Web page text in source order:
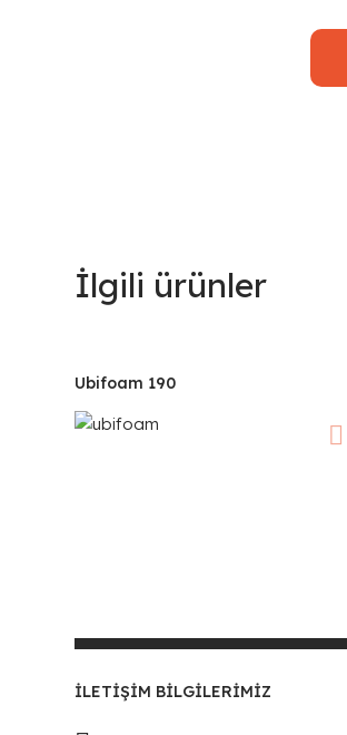
İlgili ürünler
Ubifoam 190
İLETIŞIM BILGILERIMIZ